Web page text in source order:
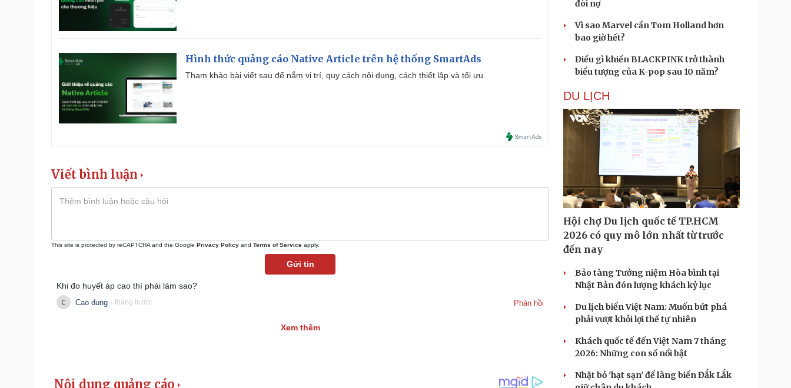
Hình thức quảng cáo Native Article trên hệ thống SmartAds
Tham khảo bài viết sau để nắm vị trí, quy cách nội dung, cách thiết lập và tối ưu.
Viết bình luận
This site is protected by reCAPTCHA and the Google Privacy Policy and Terms of Service apply.
Gửi tin
Khi đo huyết áp cao thì phải làm sao?
Cao dung - tháng trước Phản hồi
Xem thêm
đòi nợ
Vì sao Marvel cần Tom Holland hơn
bao giờ hết?
Điều gì khiến BLACKPINK trở thành
biểu tượng của K-pop sau 10 năm?
DU LỊCH
Hội chợ Du lịch quốc tế TP.HCM
2026 có quy mô lớn nhất từ trước
đến nay
Bảo tàng Tưởng niệm Hòa bình tại
Nhật Bản đón lượng khách kỷ lục
Du lịch biển Việt Nam: Muốn bứt phá
phải vượt khỏi lợi thế tự nhiên
Khách quốc tế đến Việt Nam 7 tháng
2026: Những con số nổi bật
Nhặt bỏ 'hạt sạn' để làng biển Đắk Lắk